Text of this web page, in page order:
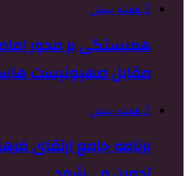
2 هفته پیش
همبستگی بر محور
مقابل صهیونیست
2 هفته پیش
برنامه جامع ارتقای